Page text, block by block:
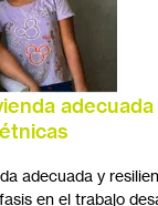
adecuada y
en el trabajo